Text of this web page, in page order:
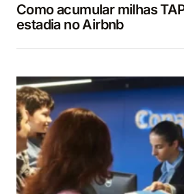
Como acumular milhas
estadia no Airbnb